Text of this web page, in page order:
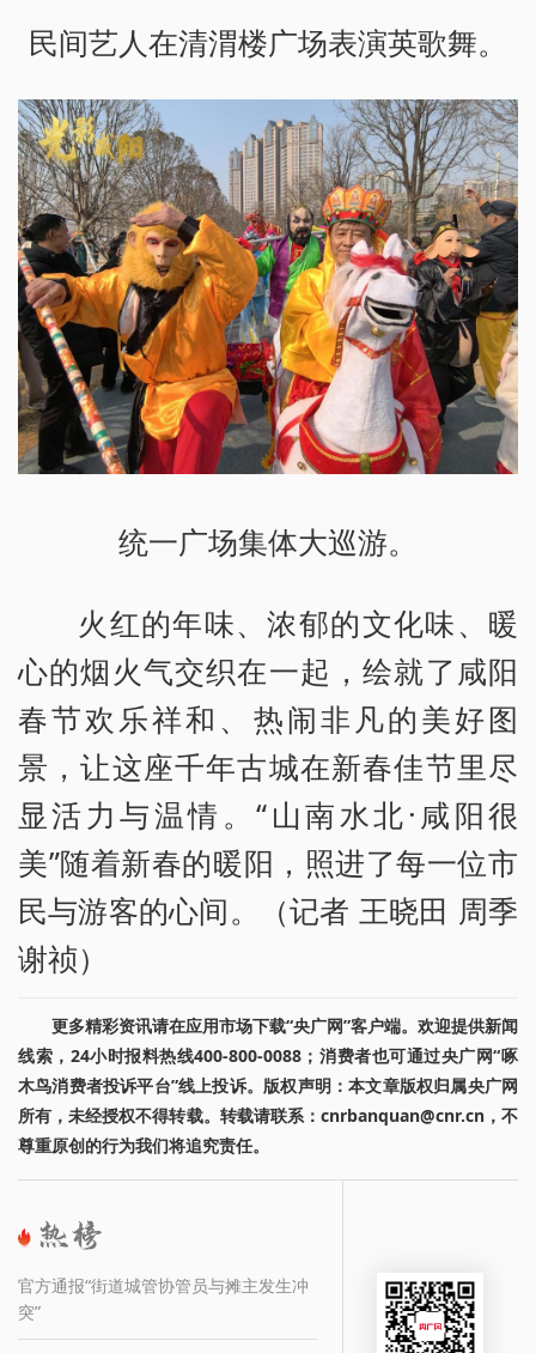
民间艺人在清渭楼广场表演英歌舞。
统一广场集体大巡游。
火红的年味、浓郁的文化味、暖
心的烟火气交织在一起，绘就了咸阳
春节欢乐祥和、热闹非凡的美好图
景，让这座千年古城在新春佳节里尽
显活力与温情。“山南水北·咸阳很
美”随着新春的暖阳，照进了每一位市
民与游客的心间。（记者 王晓田 周季
谢祯）
更多精彩资讯请在应用市场下载“央广网”客户端。欢迎提供新闻
线索，24小时报料热线400-800-0088；消费者也可通过央广网“啄
木鸟消费者投诉平台”线上投诉。版权声明：本文章版权归属央广网
所有，未经授权不得转载。转载请联系：cnrbanquan@cnr.cn，不
尊重原创的行为我们将追究责任。
官方通报“街道城管协管员与摊主发生冲
突”